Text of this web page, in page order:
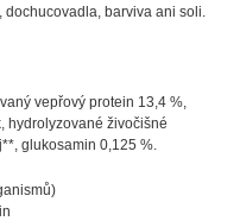
dochucovadla, barviva ani soli.
vepřový protein 13,4 %,
hydrolyzované živočišné
glukosamin 0,125 %.